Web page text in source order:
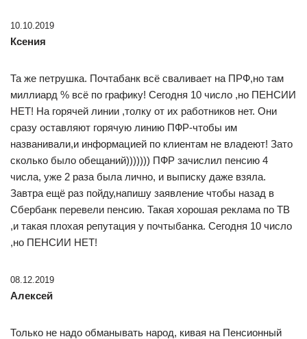
10.10.2019
Ксения
Та же петрушка. Почтабанк всё сваливает на ПРФ,но там
миллиард % всё по графику! Сегодня 10 число ,но ПЕНСИИ
НЕТ! На горячей линии ,толку от их работников нет. Они
сразу оставляют горячую линию ПФР-чтобы им
названивали,и информацией по клиентам не владеют! Зато
сколько было обещаний))))))) ПФР зачислил пенсию 4
числа, уже 2 раза была лично, и выписку даже взяла.
Завтра ещё раз пойду,напишу заявление чтобы назад в
Сбербанк перевели пенсию. Такая хорошая реклама по ТВ
,и такая плохая репутация у почтыбанка. Сегодня 10 число
,но ПЕНСИИ НЕТ!
08.12.2019
Алексей
Только не надо обманывать народ, кивая на Пенсионный